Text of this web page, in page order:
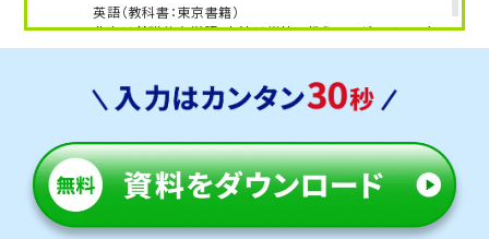
英語（教科書：東京書籍）
北中は基礎的な単語・文法は学校で扱うものがメインで多
少の英作も必要ですが、基本的なところをまず確実に押さ
くいですが、課題などの評価の観点を徹底すれば、上げて
いくことが出来ます。課題への取り組み方や、普段の学習態
人気のコース
・定期テスト対策コース
・公立高校入試対策コース
・苦手教科、単元克服コース